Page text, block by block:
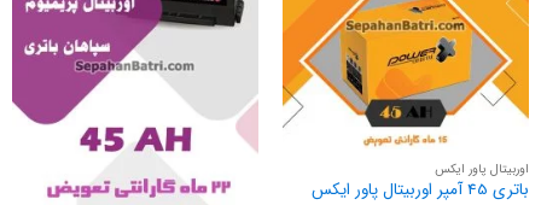
اوربیتال پاور ایکس
باتری 45 آمپر اوربیتال پاور ایکس